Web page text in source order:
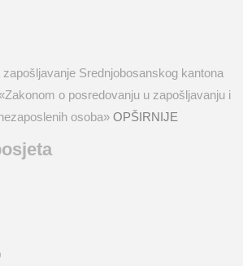
Srednjobosanskog kantona
o posredovanju u zapošljavanju i
osoba» OPŠIRNIJE